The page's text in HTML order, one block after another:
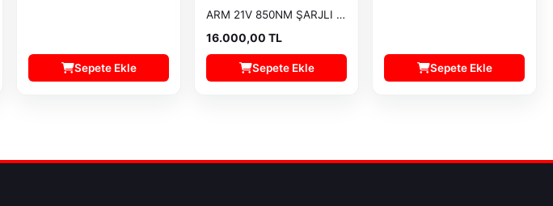
Sepete Ekle
ARM 21V 850NM ŞARJLI BİJON SÖKME RB-809S
16.000,00 TL
Sepete Ekle Sepete Ekle